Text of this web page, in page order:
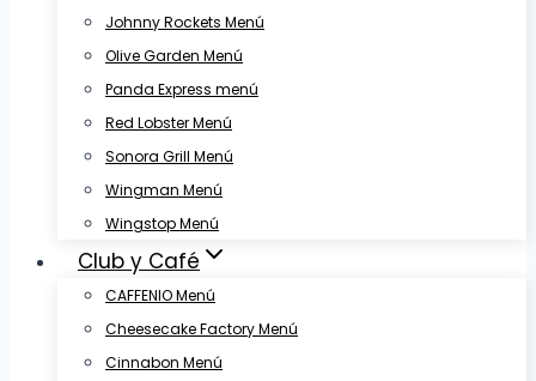
Johnny Rockets Menú
Olive Garden Menú
Panda Express menú
Red Lobster Menú
Sonora Grill Menú
Wingman Menú
Wingstop Menú
Club y Café
CAFFENIO Menú
Cheesecake Factory Menú
Cinnabon Menú